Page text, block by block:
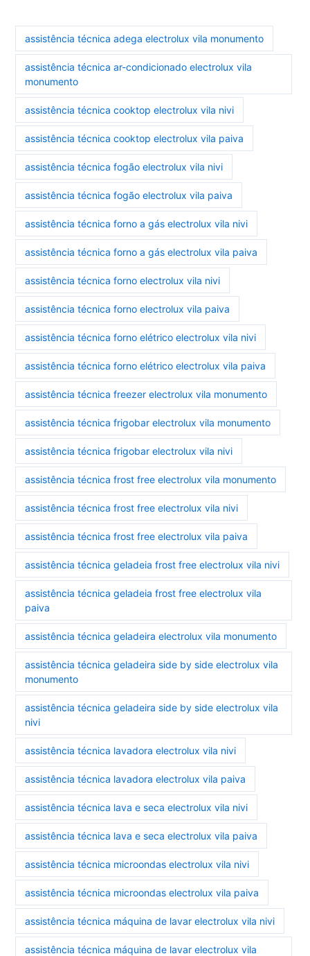
assistência técnica adega electrolux vila monumento
assistência técnica ar-condicionado electrolux vila
monumento
assistência técnica cooktop electrolux vila nivi
assistência técnica cooktop electrolux vila paiva
assistência técnica fogão electrolux vila nivi
assistência técnica fogão electrolux vila paiva
assistência técnica forno a gás electrolux vila nivi
assistência técnica forno a gás electrolux vila paiva
assistência técnica forno electrolux vila nivi
assistência técnica forno electrolux vila paiva
assistência técnica forno elétrico electrolux vila nivi
assistência técnica forno elétrico electrolux vila paiva
assistência técnica freezer electrolux vila monumento
assistência técnica frigobar electrolux vila monumento
assistência técnica frigobar electrolux vila nivi
assistência técnica frost free electrolux vila monumento
assistência técnica frost free electrolux vila nivi
assistência técnica frost free electrolux vila paiva
assistência técnica geladeia frost free electrolux vila nivi
assistência técnica geladeia frost free electrolux vila
paiva
assistência técnica geladeira electrolux vila monumento
assistência técnica geladeira side by side electrolux vila
monumento
assistência técnica geladeira side by side electrolux vila
nivi
assistência técnica lavadora electrolux vila nivi
assistência técnica lavadora electrolux vila paiva
assistência técnica lava e seca electrolux vila nivi
assistência técnica lava e seca electrolux vila paiva
assistência técnica microondas electrolux vila nivi
assistência técnica microondas electrolux vila paiva
assistência técnica máquina de lavar electrolux vila nivi
assistência técnica máquina de lavar electrolux vila